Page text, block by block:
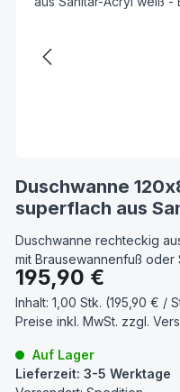
Duschwanne
superflach aus
Duschwanne rechteckig
mit Brausewannenfuß
Regulärer Preis:
195,90 €
Inhalt: 1,00 Stk. (195,90 € /
Preise inkl. MwSt. zzgl.
Auf Lager
Lieferzeit: 3-5 Werktage